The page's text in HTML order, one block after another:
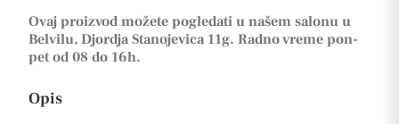
Ovaj proizvod možete pogledati u našem salonu u
Belvilu, Djordja Stanojevica 11g. Radno vreme pon-
pet od 08 do 16h.
Opis